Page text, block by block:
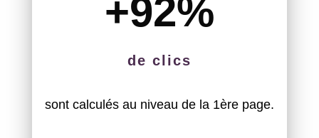
+92%
de clics
sont calculés au niveau de la 1ère page.